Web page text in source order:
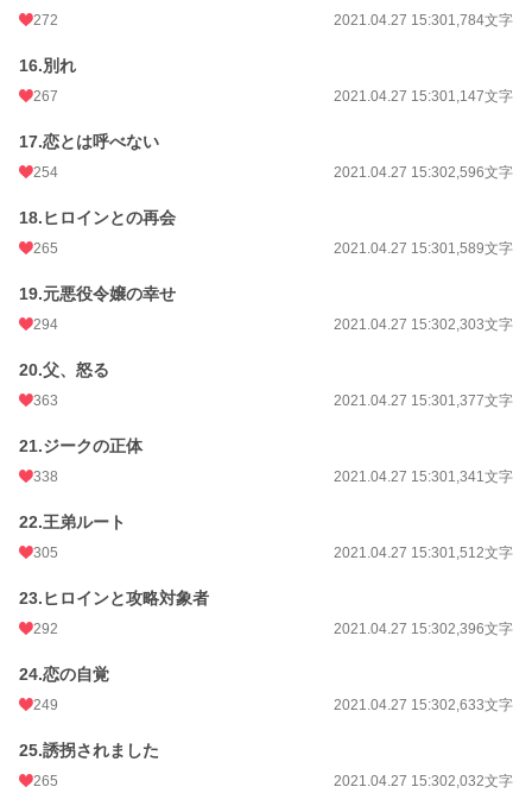
272 2021.04.27 15:301,784文字
16.別れ
267 2021.04.27 15:301,147文字
17.恋とは呼べない
254 2021.04.27 15:302,596文字
18.ヒロインとの再会
265 2021.04.27 15:301,589文字
19.元悪役令嬢の幸せ
294 2021.04.27 15:302,303文字
20.父、怒る
363 2021.04.27 15:301,377文字
21.ジークの正体
338 2021.04.27 15:301,341文字
22.王弟ルート
305 2021.04.27 15:301,512文字
23.ヒロインと攻略対象者
292 2021.04.27 15:302,396文字
24.恋の自覚
249 2021.04.27 15:302,633文字
25.誘拐されました
265 2021.04.27 15:302,032文字